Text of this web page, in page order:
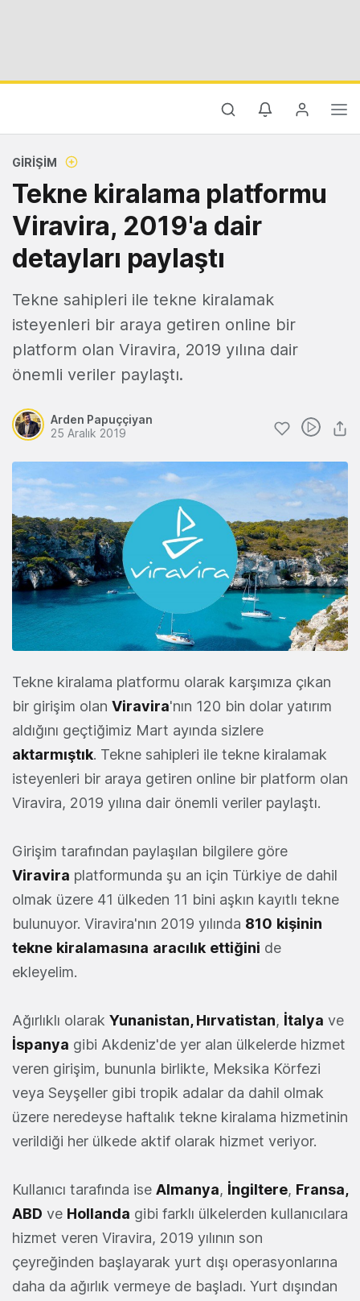
GIRIŞIM
Tekne kiralama platformu
Viravira, 2019'a dair
detayları paylaştı
Tekne sahipleri ile tekne kiralamak
isteyenleri bir araya getiren online bir
platform olan Viravira, 2019 yılına dair
önemli veriler paylaştı.
Arden Papuççiyan
25 Aralık 2019
Tekne kiralama platformu olarak karşımıza çıkan
bir girişim olan Viravira'nın 120 bin dolar yatırım
aldığını geçtiğimiz Mart ayında sizlere
aktarmıştık. Tekne sahipleri ile tekne kiralamak
isteyenleri bir araya getiren online bir platform olan
Viravira, 2019 yılına dair önemli veriler paylaştı.
Girişim tarafından paylaşılan bilgilere göre
Viravira platformunda şu an için Türkiye de dahil
olmak üzere 41 ülkeden 11 bini aşkın kayıtlı tekne
bulunuyor. Viravira'nın 2019 yılında 810 kişinin
tekne kiralamasına aracılık ettiğini de
ekleyelim.
Ağırlıklı olarak Yunanistan, Hırvatistan, İtalya ve
İspanya gibi Akdeniz'de yer alan ülkelerde hizmet
veren girişim, bununla birlikte, Meksika Körfezi
veya Seyşeller gibi tropik adalar da dahil olmak
üzere neredeyse haftalık tekne kiralama hizmetinin
verildiği her ülkede aktif olarak hizmet veriyor.
Kullanıcı tarafında ise Almanya, İngiltere, Fransa,
ABD ve Hollanda gibi farklı ülkelerden kullanıcılara
hizmet veren Viravira, 2019 yılının son
çeyreğinden başlayarak yurt dışı operasyonlarına
daha da ağırlık vermeye de başladı. Yurt dışından